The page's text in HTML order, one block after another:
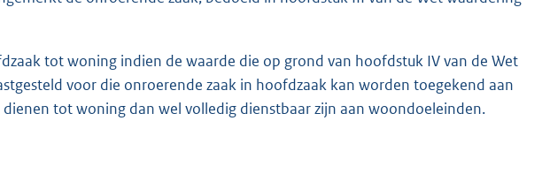
tot woning indien de waarde die op grond van hoofdstuk IV van de Wet
voor die onroerende zaak in hoofdzaak kan worden toegekend aan
tot woning dan wel volledig dienstbaar zijn aan woondoeleinden.